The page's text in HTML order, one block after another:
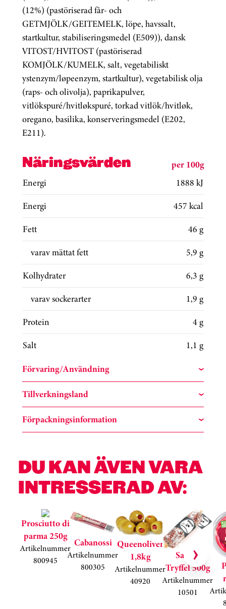
(12%) (pastöriserad får- och
GETMJÖLK/GEITEMELK, löpe, havssalt,
startkultur, stabiliseringsmedel (E509)), dansk
VITOST/HVITOST (pastöriserad
KOMJÖLK/KUMELK, salt, vegetabiliskt
ystenzym/løpeenzym, startkultur), vegetabilisk olja
(raps- och olivolja), paprikapulver,
vitlökspuré/hvitløkspuré, torkad vitlök/hvitløk,
oregano, basilika, konserveringsmedel (E202,
E211).
Näringsvärden
per 100g
Energi
1888 kJ
Energi
457 kcal
Fett
46 g
varav mättat fett
5,9 g
Kolhydrater
6,3 g
varav sockerarter
1,9 g
Protein
4 g
Salt
1,1 g
Förvaring/Användning
Tillverkningsland
Förpackningsinformation
DU KAN ÄVEN VARA
INTRESSERAD AV:
Hoppa över kortkarusell
Prosciutto di
parma 250g
Artikelnummer
800945
Cabanossi
Artikelnummer
800305
Queenoliver
1,8kg
Artikelnummer
40920
Salami
Tryffel 500g
Artikelnummer
10501